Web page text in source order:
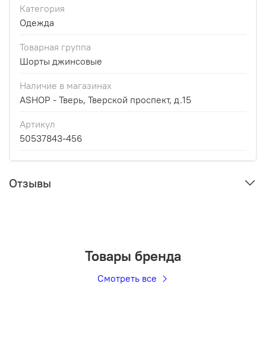
Категория
Одежда
Товарная группа
Шорты джинсовые
Наличие в магазинах
ASHOP - Тверь, Тверской проспект, д.15
Артикул
50537843-456
Отзывы
Товары бренда
Смотреть все